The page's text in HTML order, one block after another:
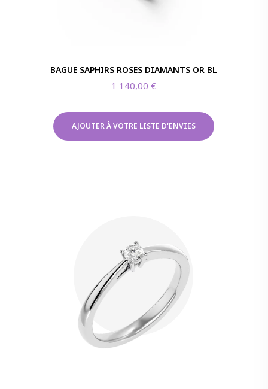
BAGUE SAPHIRS ROSES DIAMANTS OR BL
1 140,00 €
AJOUTER À VOTRE LISTE D'ENVIES